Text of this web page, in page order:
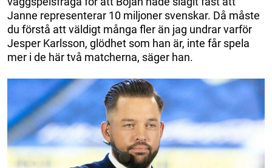
Janne representerar 10 miljoner svenskar. Då måste
du förstå att väldigt många fler än jag undrar varför
Jesper Karlsson, glödhet som han är, inte får spela
mer i de här två matcherna, säger han.